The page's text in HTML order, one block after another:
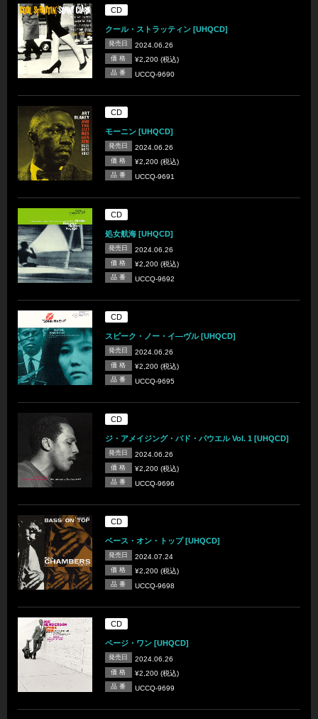
CD
クール・ストラッティン [UHQCD]
発売日 2024.06.26
価 格 ¥2,200 (税込)
品 番 UCCQ-9690
CD
モーニン [UHQCD]
発売日 2024.06.26
価 格 ¥2,200 (税込)
品 番 UCCQ-9691
CD
処女航海 [UHQCD]
発売日 2024.06.26
価 格 ¥2,200 (税込)
品 番 UCCQ-9692
CD
スピーク・ノー・イ―ヴル [UHQCD]
発売日 2024.06.26
価 格 ¥2,200 (税込)
品 番 UCCQ-9695
CD
ジ・アメイジング・バド・パウエル Vol. 1 [UHQCD]
発売日 2024.06.26
価 格 ¥2,200 (税込)
品 番 UCCQ-9696
CD
ベース・オン・トップ [UHQCD]
発売日 2024.07.24
価 格 ¥2,200 (税込)
品 番 UCCQ-9698
CD
ページ・ワン [UHQCD]
発売日 2024.06.26
価 格 ¥2,200 (税込)
品 番 UCCQ-9699